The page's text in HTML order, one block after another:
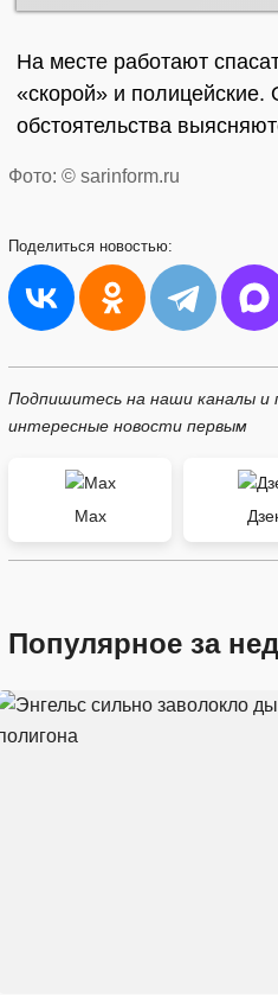
На месте работают
«скорой» и полицейские.
обстоятельства
Фото: © sarinform.ru
Поделиться новостью:
Подпишитесь на наши каналы и
интересные новости первым
Max
Популярное за